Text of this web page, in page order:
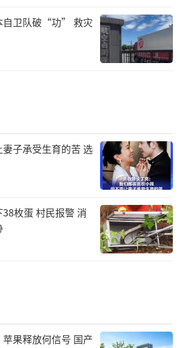
自卫队破“功” 救灾
子承受生育的苦 选
枚蛋 村民报警 消
果释放何信号 国产